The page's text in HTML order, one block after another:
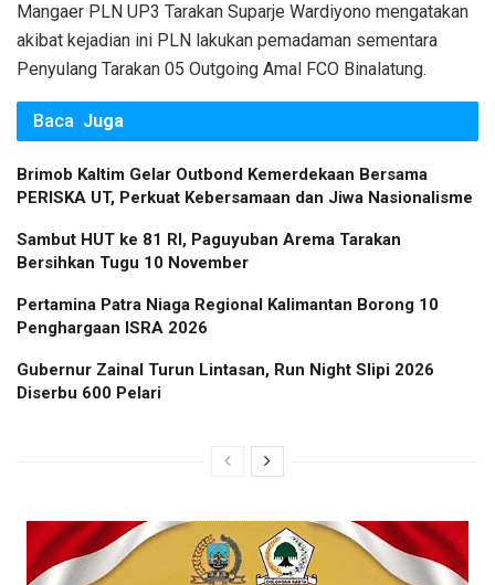
Mangaer PLN UP3 Tarakan Suparje Wardiyono mengatakan
akibat kejadian ini PLN lakukan pemadaman sementara
Penyulang Tarakan 05 Outgoing Amal FCO Binalatung.
Baca Juga
Brimob Kaltim Gelar Outbond Kemerdekaan Bersama
PERISKA UT, Perkuat Kebersamaan dan Jiwa Nasionalisme
Sambut HUT ke 81 RI, Paguyuban Arema Tarakan
Bersihkan Tugu 10 November
Pertamina Patra Niaga Regional Kalimantan Borong 10
Penghargaan ISRA 2026
Gubernur Zainal Turun Lintasan, Run Night Slipi 2026
Diserbu 600 Pelari